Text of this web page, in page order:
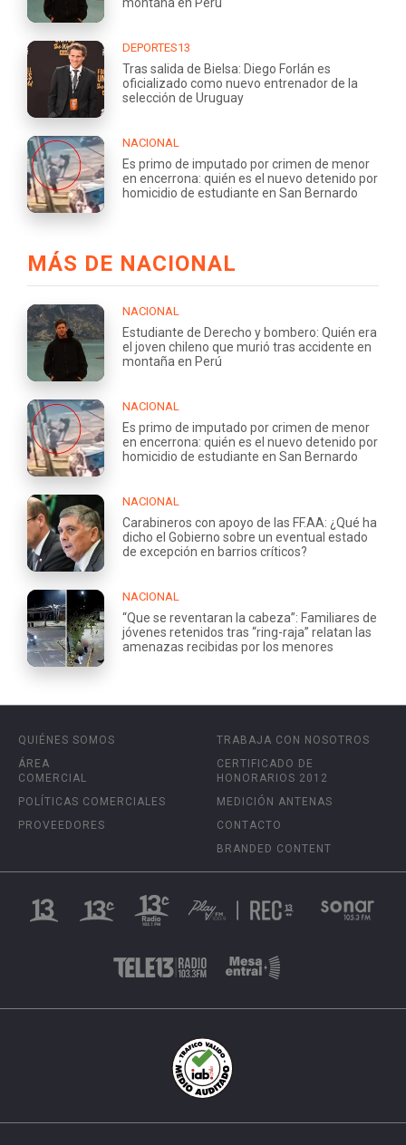
DEPORTES13
Tras salida de Bielsa: Diego Forlán es
oficializado como nuevo entrenador de la
selección de Uruguay
NACIONAL
Es primo de imputado por crimen de menor
en encerrona: quién es el nuevo detenido por
homicidio de estudiante en San Bernardo
MÁS DE NACIONAL
NACIONAL
Estudiante de Derecho y bombero: Quién era
el joven chileno que murió tras accidente en
montaña en Perú
NACIONAL
Es primo de imputado por crimen de menor
en encerrona: quién es el nuevo detenido por
homicidio de estudiante en San Bernardo
NACIONAL
Carabineros con apoyo de las FF.AA: ¿Qué ha
dicho el Gobierno sobre un eventual estado
de excepción en barrios críticos?
NACIONAL
“Que se reventaran la cabeza”: Familiares de
jóvenes retenidos tras “ring-raja” relatan las
amenazas recibidas por los menores
QUIÉNES SOMOS
ÁREA
COMERCIAL
POLÍTICAS COMERCIALES
PROVEEDORES
TRABAJA CON NOSOTROS
CERTIFICADO DE
HONORARIOS 2012
MEDICIÓN ANTENAS
CONTACTO
BRANDED CONTENT